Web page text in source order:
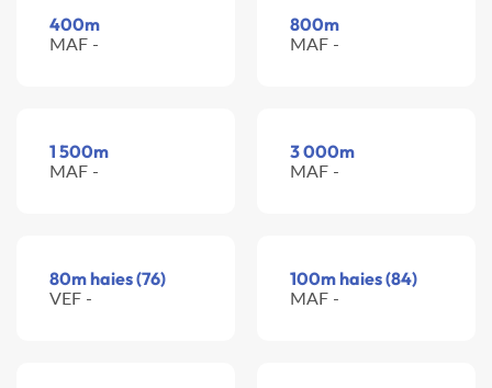
400m
MAF -
800m
MAF -
1 500m
MAF -
3 000m
MAF -
80m haies (76)
VEF -
100m haies (84)
MAF -